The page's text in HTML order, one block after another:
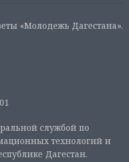
«Молодежь Дагестана».
службой по
технологий и
Дагестан.